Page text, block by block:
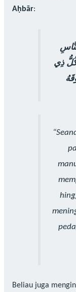
Aḥbār:
كُلُّ ذِي
Beliau juga